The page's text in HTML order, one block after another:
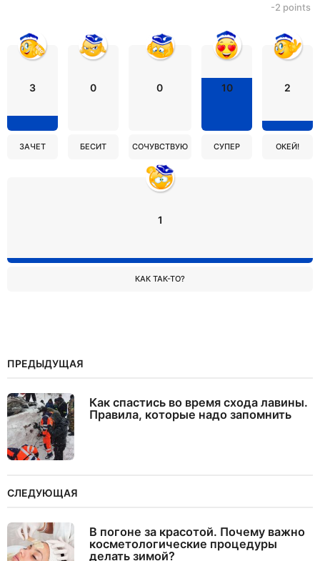
-2 points
3
ЗАЧЕТ
0
БЕСИТ
0
СОЧУВСТВУЮ
10
СУПЕР
2
ОКЕЙ!
1
КАК ТАК-ТО?
ПРЕДЫДУЩАЯ
Как спастись во время схода лавины.
Правила, которые надо запомнить
СЛЕДУЮЩАЯ
В погоне за красотой. Почему важно
косметологические процедуры
делать зимой?